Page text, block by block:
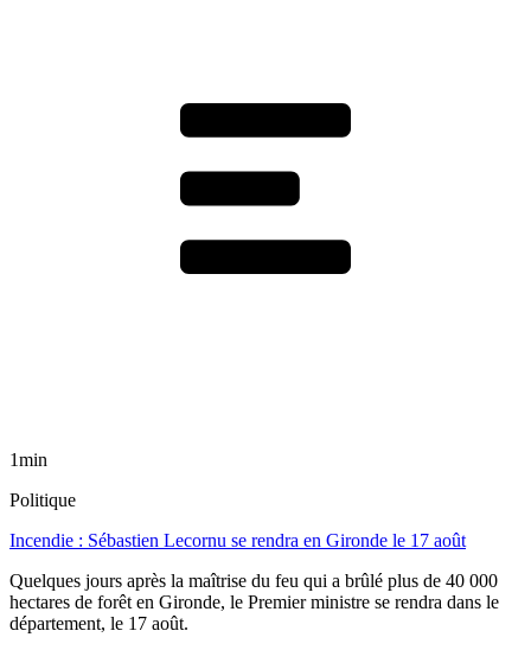
1min
Politique
Incendie : Sébastien Lecornu se rendra en Gironde le 17 août
Quelques jours après la maîtrise du feu qui a brûlé plus de 40 000
hectares de forêt en Gironde, le Premier ministre se rendra dans le
département, le 17 août.